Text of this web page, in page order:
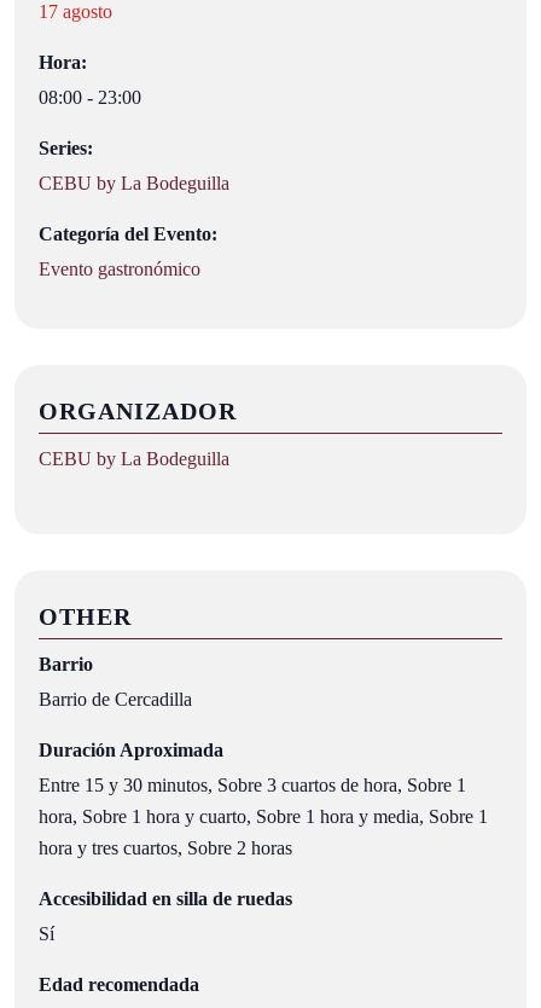
17 agosto
Hora:
08:00 - 23:00
Series:
CEBU by La Bodeguilla
Categoría del Evento:
Evento gastronómico
ORGANIZADOR
CEBU by La Bodeguilla
OTHER
Barrio
Barrio de Cercadilla
Duración Aproximada
Entre 15 y 30 minutos, Sobre 3 cuartos de hora, Sobre 1
hora, Sobre 1 hora y cuarto, Sobre 1 hora y media, Sobre 1
hora y tres cuartos, Sobre 2 horas
Accesibilidad en silla de ruedas
Sí
Edad recomendada